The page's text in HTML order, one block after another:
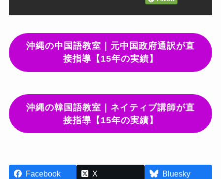
沖縄の中国語教室｜元中国政府通訳が直
接指導【15年の実績】
沖縄の韓国語教室｜ネイティブ講師が直
接指導【15年の実績】
Facebook X
Bluesky